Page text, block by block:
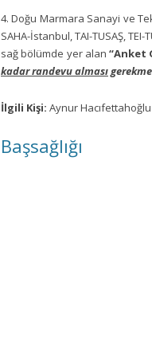
4. Doğu Marmara Sanayi ve
SAHA-İstanbul, TAI-TUSAŞ,
sağ bölümde yer alan“Anket
kadar randevu alması
İlgili Kişi: Aynur
Başsağlığı